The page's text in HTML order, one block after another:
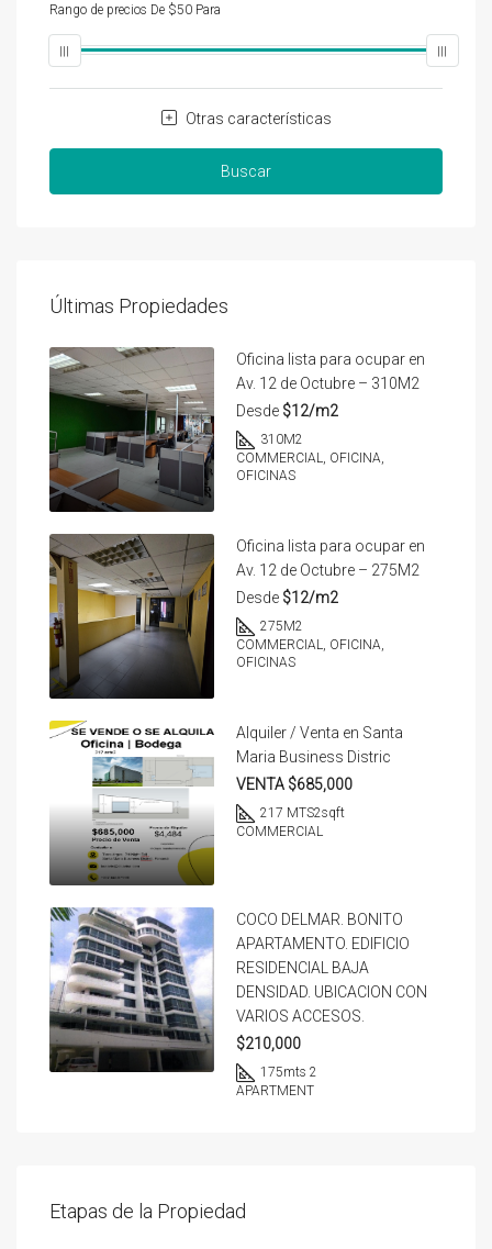
Rango de precios De $50 Para
Otras características
Buscar
Últimas Propiedades
Oficina lista para ocupar en
Av. 12 de Octubre – 310M2
Desde $12/m2
310M2
COMMERCIAL, OFICINA,
OFICINAS
Oficina lista para ocupar en
Av. 12 de Octubre – 275M2
Desde $12/m2
275M2
COMMERCIAL, OFICINA,
OFICINAS
Alquiler / Venta en Santa
Maria Business Distric
VENTA $685,000
217 MTS2sqft
COMMERCIAL
COCO DELMAR. BONITO
APARTAMENTO. EDIFICIO
RESIDENCIAL BAJA
DENSIDAD. UBICACION CON
VARIOS ACCESOS.
$210,000
175mts 2
APARTMENT
Etapas de la Propiedad